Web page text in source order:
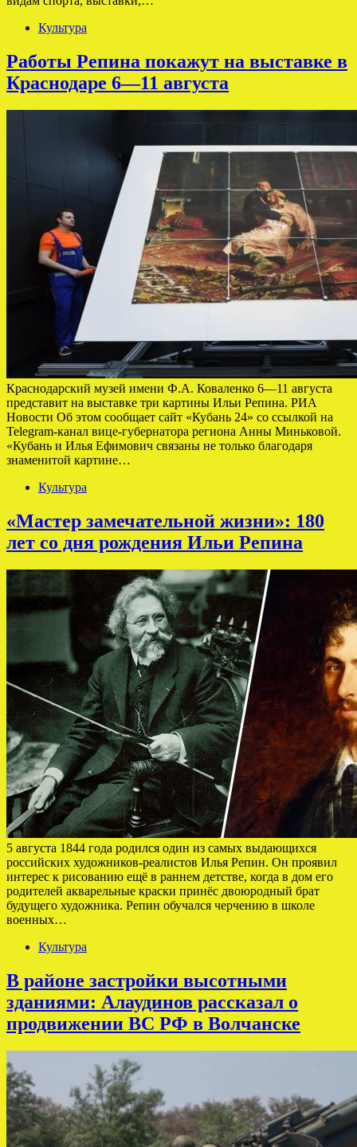
Культура
Работы Репина покажут на выставке в
Краснодаре 6—11 августа
Краснодарский музей имени Ф.А. Коваленко 6—11 августа
представит на выставке три картины Ильи Репина. РИА
Новости Об этом сообщает сайт «Кубань 24» со ссылкой на
Telegram-канал вице-губернатора региона Анны Миньковой.
«Кубань и Илья Ефимович связаны не только благодаря
знаменитой картине…
Культура
«Мастер замечательной жизни»: 180
лет со дня рождения Ильи Репина
5 августа 1844 года родился один из самых выдающихся
российских художников-реалистов Илья Репин. Он проявил
интерес к рисованию ещё в раннем детстве, когда в дом его
родителей акварельные краски принёс двоюродный брат
будущего художника. Репин обучался черчению в школе
военных…
Культура
В районе застройки высотными
зданиями: Алаудинов рассказал о
продвижении ВС РФ в Волчанске